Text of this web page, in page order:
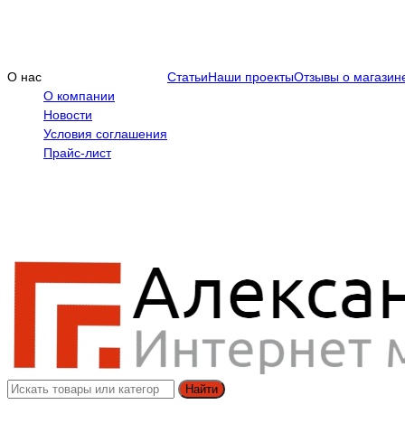
О нас
О компании
Новости
Условия соглашения
Прайс-лист
СтатьиНаши проектыОтзывы о
Найти